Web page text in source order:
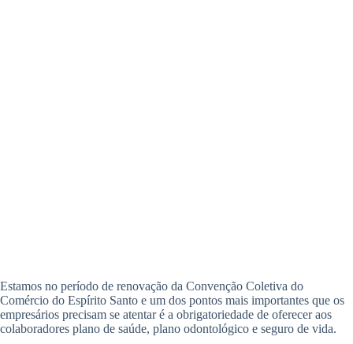
Estamos no período de renovação da Convenção Coletiva do
Comércio do Espírito Santo e um dos pontos mais importantes que os
empresários precisam se atentar é a obrigatoriedade de oferecer aos
colaboradores plano de saúde, plano odontológico e seguro de vida.